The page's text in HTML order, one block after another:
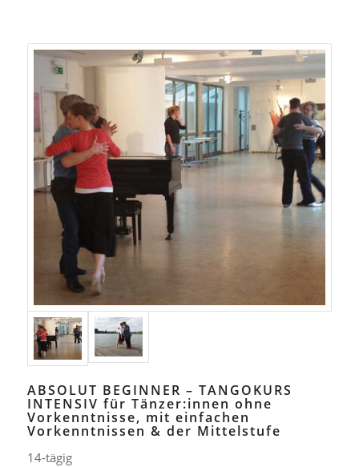
ABSOLUT BEGINNER – TANGOKURS
INTENSIV für Tänzer:innen ohne
Vorkenntnisse, mit einfachen
Vorkenntnissen & der Mittelstufe
14-tägig